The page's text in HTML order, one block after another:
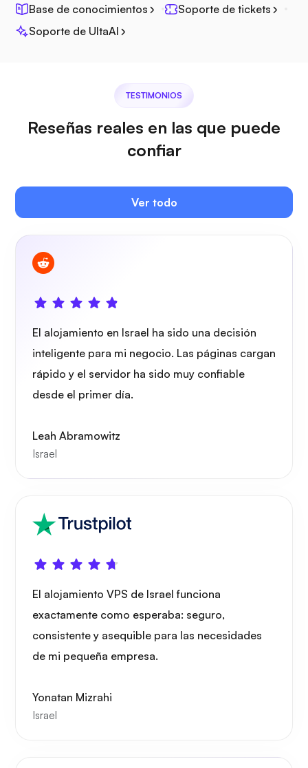
Radiografía
Portainer
Base de conocimientos
Soporte de tickets
Soporte de UltaAI
TESTIMONIOS
Reseñas reales en las que puede
confiar
Ver todo
El alojamiento en Israel ha sido una decisión
inteligente para mi negocio. Las páginas cargan
rápido y el servidor ha sido muy confiable
desde el primer día.
Leah Abramowitz
Israel
El alojamiento VPS de Israel funciona
exactamente como esperaba: seguro,
consistente y asequible para las necesidades
de mi pequeña empresa.
Yonatan Mizrahi
Israel